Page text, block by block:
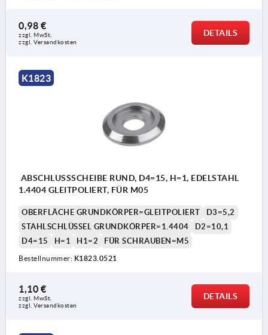
0,98 €
zzgl. MwSt.
zzgl. Versandkosten
DETAILS
K1823
ABSCHLUSSSCHEIBE RUND, D4=15, H=1, EDELSTAHL
1.4404 GLEITPOLIERT, FÜR M05
OBERFLÄCHE GRUNDKÖRPER=GLEITPOLIERT
D3=5,2
STAHLSCHLÜSSEL GRUNDKÖRPER=1.4404
D2=10,1
D4=15
H=1 H1=2 FÜR SCHRAUBEN=M5
Bestellnummer: K1823.0521
1,10 €
zzgl. MwSt.
zzgl. Versandkosten
DETAILS